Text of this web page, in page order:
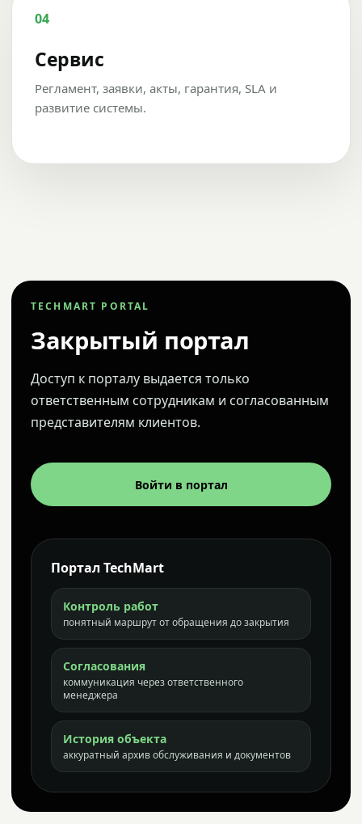
04
Сервис
Регламент, заявки, акты, гарантия, SLA и
развитие системы.
TECHMART PORTAL
Закрытый портал
Доступ к порталу выдается только
ответственным сотрудникам и согласованным
представителям клиентов.
Войти в портал
Портал TechMart
Контроль работ
понятный маршрут от обращения до закрытия
Согласования
коммуникация через ответственного
менеджера
История объекта
аккуратный архив обслуживания и документов